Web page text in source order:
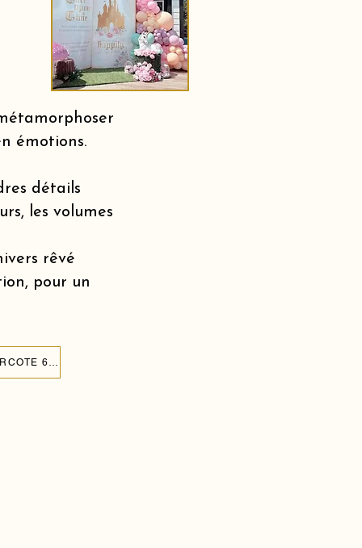
émotions.
détails
les volumes
rêvé
pour un
CRÉER UN MUR DE BALLONS POUR L'ANNIVERSAIRE DE MON ENFANT À MORCOTE 6922